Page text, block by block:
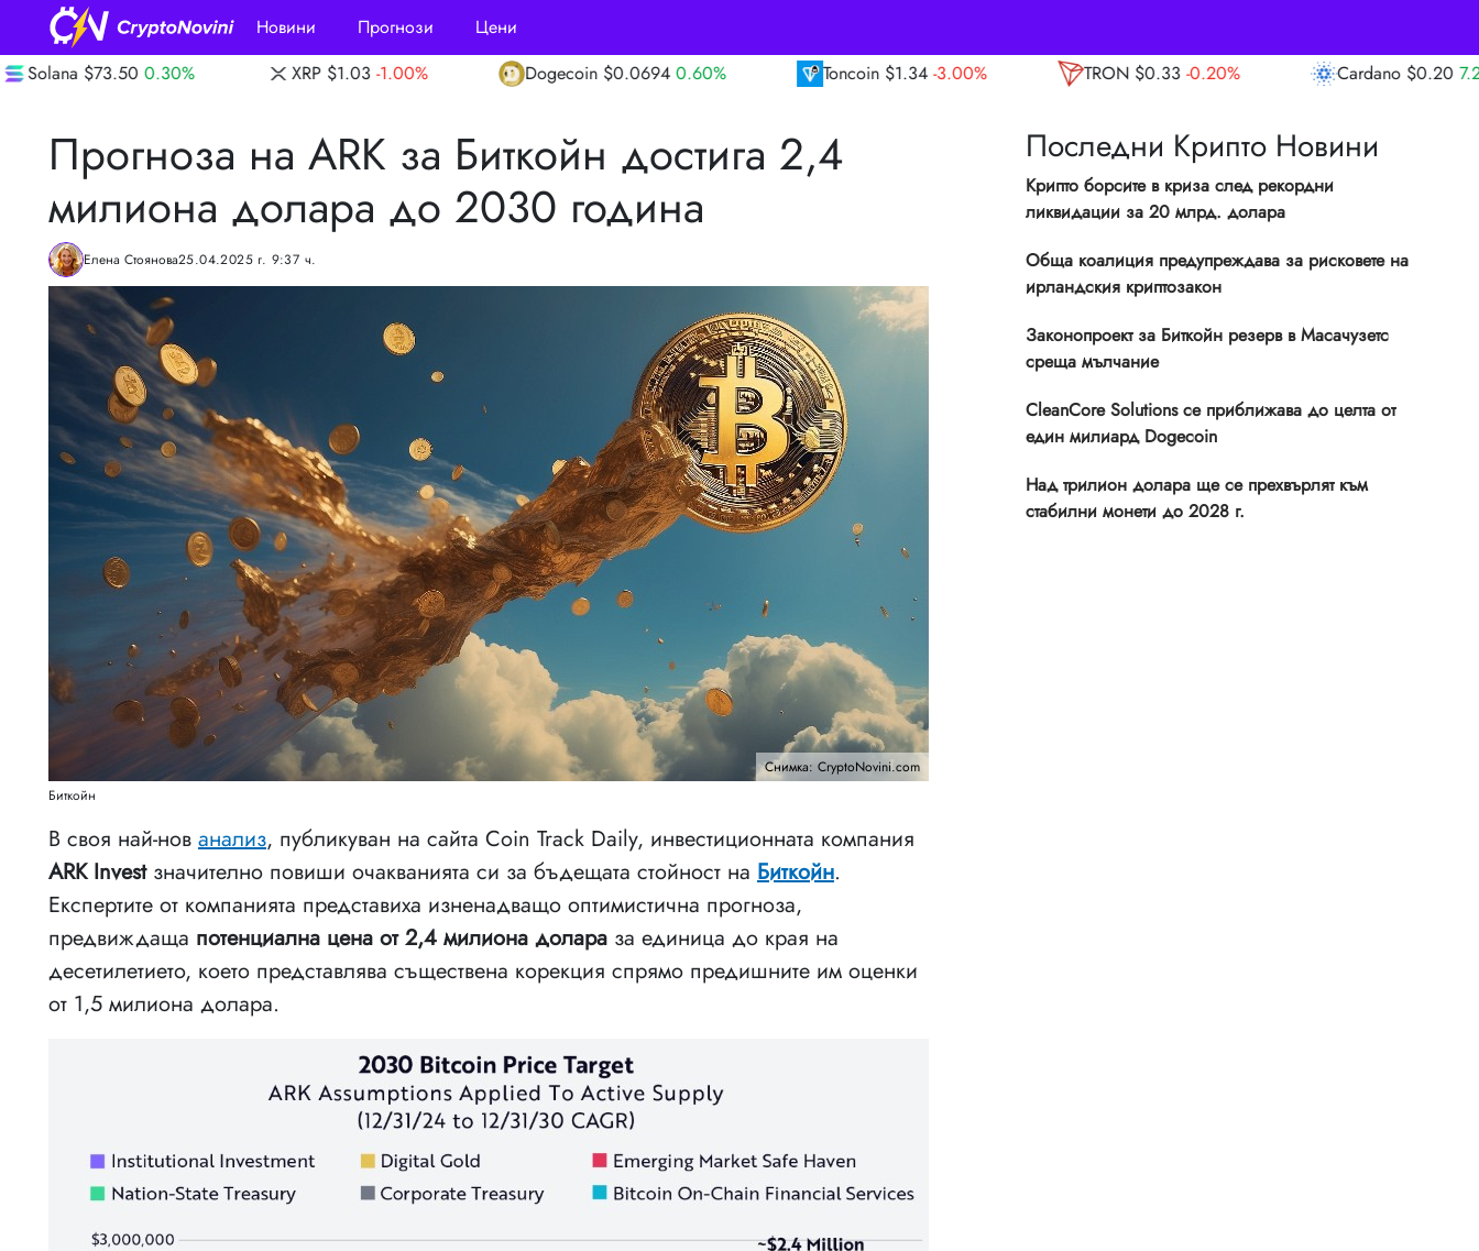
Новини Прогнози
Цени
XRP $1.03 Dogecoin $0.0694 0.60% Toncoin $1.34 -3.00% TRON $0.33 -0.20% Cardano $0.20 7.20%
Прогноза на ARK за Биткойн достига 2,4
милиона долара до 2030 година
Елена Стоянова25.04.2025 г. 9:37 ч.
Снимка: CryptoNovini.com
Биткойн
В своя най-нов анализ, публикуван на сайта Coin Track Daily, инвестиционната компания
ARK Investзначително повиши очакванията си за бъдещата стойност на Биткойн.
Експертите от компанията представиха изненадващо оптимистична прогноза,
предвиждаща потенциална цена от 2,4 милиона долара за единица до края на
десетилетието, което представлява съществена корекция спрямо предишните им оценки
от 1,5 милиона долара.
Последни Крипто Новини
Крипто борсите в криза след рекордни
ликвидации за 20 млрд. долара
Обща коалиция предупреждава за рисковете на
ирландския криптозакон
Законопроект за Биткойн резерв в Масачузетс
среща мълчание
CleanCore Solutions се приближава до целта от
един милиард Dogecoin
Над трилион долара ще се прехвърлят към
стабилни монети до 2028 г.